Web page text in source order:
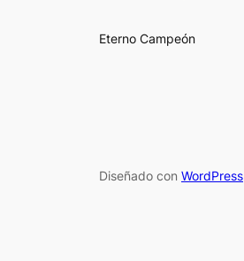
Eterno Campeón
Diseñado con WordPress